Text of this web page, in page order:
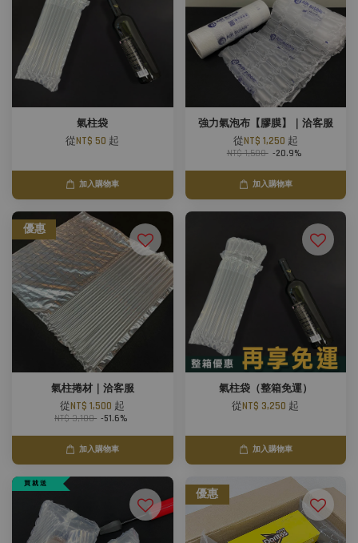
氣柱袋
從NT$ 50 起
加入購物車
強力氣泡布【膠膜】｜洽客服
從NT$ 1,250 起
NT$ 1,580 -20.9%
加入購物車
優惠
氣柱捲材｜洽客服
從NT$ 1,500 起
NT$ 3,100 -51.6%
加入購物車
氣柱袋（整箱免運）
從NT$ 3,250 起
加入購物車
買 就 送
優惠